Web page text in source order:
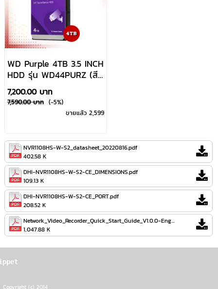
WD Purple 4TB 3.5 INCH
HDD รุ่น WD44PURZ (สี
ม่วง)ฮาร์ดดิสก์สำหรับ
กล้องวงจรปิด HDD CCTV
- รับประกันศูนย์3 ปี
7,200.00 บาท
7,590.00 บาท (-5%)
ขายแล้ว 2,599
NVR1108HS-W-S2_datasheet_20220816.pdf
402.58 K
DHI-NVR1108HS-W-S2-CE_DIMENSIONS.pdf
109.13 K
DHI-NVR1108HS-W-S2-CE_PORT.pdf
208.52 K
Network_Video_Recorder_Quick_Start_Guide_V1.0.0-Eng.pdf
1,047.88 K
Copyright (c) 2014